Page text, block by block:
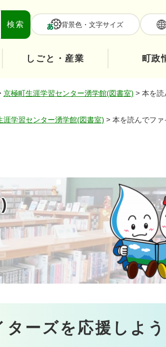
本
へ
背景色・文字サイズ
しごと・産業 町政
京極町生涯学習センター湧学館(図書室) > 本を読
涯学習センター湧学館(図書室) > 本を読んでフ
ーズを応援しよう